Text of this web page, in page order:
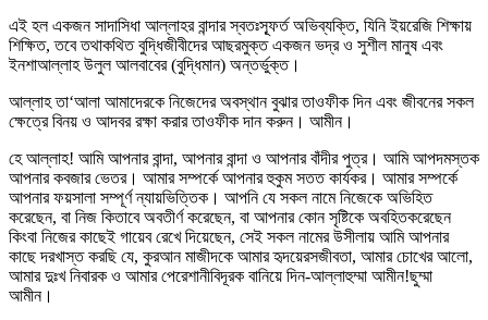
এই হল একজন সাদাসিধা আল্লাহর বান্দার স্বতঃস্ফূর্ত অভিব্যক্তি, যিনি ইয়রেজি শিক্ষায়
শিক্ষিত, তবে তথাকথিত বুদ্ধিজীবীদের আছরমুক্ত একজন ভদ্র ও সুশীল মানুষ এবং
ইনশাআল্লাহ উলুল আলবাবের (বুদ্ধিমান) অন্তর্ভুক্ত।
আল্লাহ তা‘আলা আমাদেরকে নিজেদের অবস্থান বুঝার তাওফীক দিন এবং জীবনের সকল
ক্ষেত্রে বিনয় ও আদবর রক্ষা করার তাওফীক দান করুন। আমীন।
হে আল্লাহ! আমি আপনার বান্দা, আপনার বান্দা ও আপনার বাঁদীর পুত্র। আমি আপদমস্তক
আপনার কবজার ভেতর। আমার সম্পর্কে আপনার হুকুম সতত কার্যকর। আমার সম্পর্কে
আপনার ফয়সালা সম্পূর্ণ ন্যায়ভিত্তিক। আপনি যে সকল নামে নিজেকে অভিহিত
করেছেন, বা নিজ কিতাবে অবতীর্ণ করেছেন, বা আপনার কোন সৃষ্টিকে অবহিতকরেছেন
কিংবা নিজের কাছেই গায়েব রেখে দিয়েছেন, সেই সকল নামের উসীলায় আমি আপনার
কাছে দরখাস্ত করছি যে, কুরআন মাজীদকে আমার হৃদয়েরসজীবতা, আমার চোখের আলো,
আমার দুঃখ নিবারক ও আমার পেরেশানীবিদূরক বানিয়ে দিন-আল্লাহুম্মা আমীন!ছুম্মা
আমীন।